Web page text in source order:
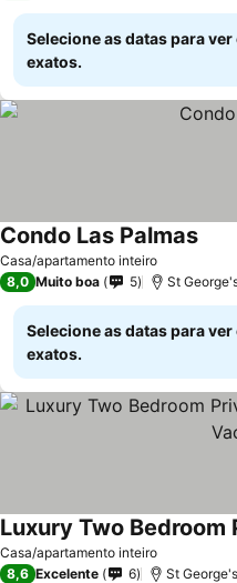
Selecione as datas para
exatos.
Casa/apartamento inteiro
Condo Las PalmasVer
8,0 Muito boa 5 St
Selecione as datas para
exatos.
Casa/apartamento inteiro
Ver preços
8,6 Excelente 6 St